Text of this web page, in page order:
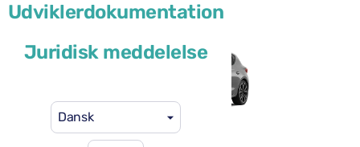
Udviklerdokumentation
Juridisk meddelelse
Dansk
eller lignende